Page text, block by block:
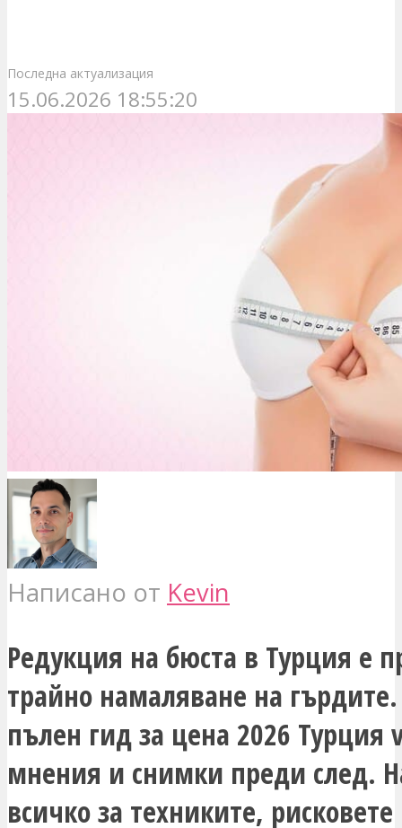
Последна актуализация
15.06.2026 18:55:20
Написано от Kevin
Редукция на бюста в Турция е
трайно намаляване на
пълен гид за цена 2026 Турция
мнения и снимки преди след.
всичко за техниките,